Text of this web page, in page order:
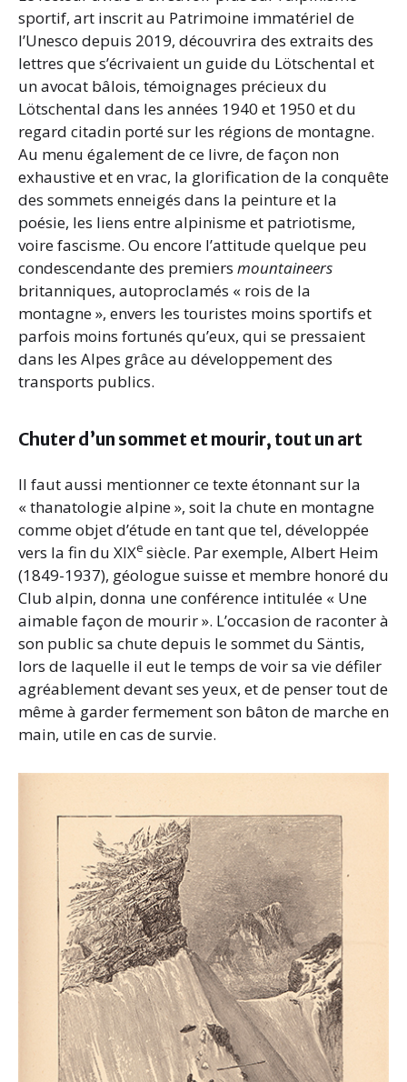
sportif, art inscrit au Patrimoine immatériel de
l’Unesco depuis 2019, découvrira des extraits des
lettres que s’écrivaient un guide du Lötschental et
un avocat bâlois, témoignages précieux du
Lötschental dans les années 1940 et 1950 et du
regard citadin porté sur les régions de montagne.
Au menu également de ce livre, de façon non
exhaustive et en vrac, la glorification de la conquête
des sommets enneigés dans la peinture et la
poésie, les liens entre alpinisme et patriotisme,
voire fascisme. Ou encore l’attitude quelque peu
condescendante des premiers mountaineers
britanniques, autoproclamés « rois de la
montagne », envers les touristes moins sportifs et
parfois moins fortunés qu’eux, qui se pressaient
dans les Alpes grâce au développement des
transports publics.
Chuter d’un sommet et mourir, tout un art
Il faut aussi mentionner ce texte étonnant sur la
« thanatologie alpine », soit la chute en montagne
comme objet d’étude en tant que tel, développée
vers la fin du XIXe siècle. Par exemple, Albert Heim
(1849-1937), géologue suisse et membre honoré du
Club alpin, donna une conférence intitulée « Une
aimable façon de mourir ». L’occasion de raconter à
son public sa chute depuis le sommet du Säntis,
lors de laquelle il eut le temps de voir sa vie défiler
agréablement devant ses yeux, et de penser tout de
même à garder fermement son bâton de marche en
main, utile en cas de survie.